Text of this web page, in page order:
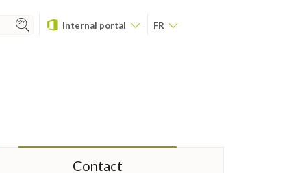
Internal portal FR
Contact